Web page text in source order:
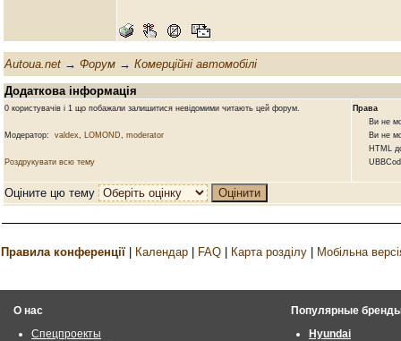
Autoua.net → Форум → Комерційні автомобілі
Додаткова інформація
0 користувачів і 1 що побажали залишитися невідомими читають цей форум.
Модератор: valdex, LOMOND, moderator
Роздрукувати всю тему
Права
Ви не
Ви не
HTML
UBBCode
Оціните цю тему
Правила конференції Календар FAQ Карта розділу Мобільна
О нас
Спецпроекты
Популярные
Hyundai